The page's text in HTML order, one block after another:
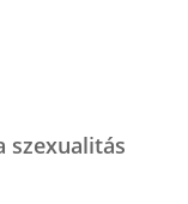
szexualitás